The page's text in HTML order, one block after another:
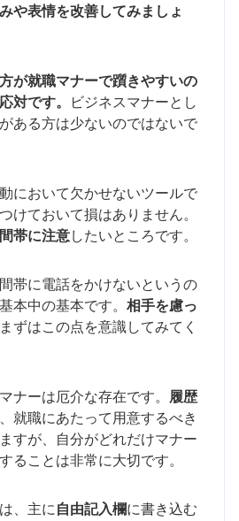
や表情を改善してみましょ
が就職マナーで躓きやすいの
対です。
ビジネスマナーとし
ある方は少ないのではないで
において欠かせないツールで
けておいて損はありません。
帯に注意したいところです。
帯に電話をかけないというの
本中の基本です。 相手を慮っ
ずはこの点を意識してみてく
ナーは厄介な存在です。 履歴
就職にあたって用意するべき
すが、自分がどれだけマナー
ることは非常に大切です。
、主に自由記入欄に書き込む